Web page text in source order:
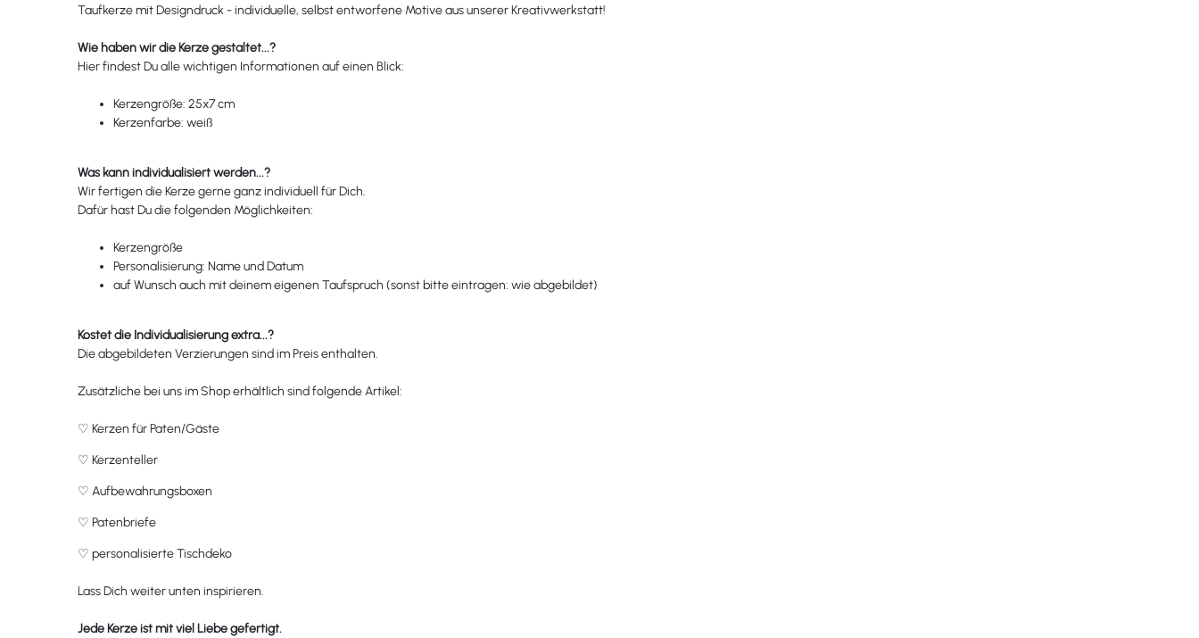
Taufkerze mit Designdruck - individuelle, selbst entworfene Motive aus unserer Kreativwerkstatt!
Wie haben wir die Kerze gestaltet...?
Hier findest Du alle wichtigen Informationen auf einen Blick:
Kerzengröße: 25x7 cm
Kerzenfarbe: weiß
Was kann individualisiert werden...?
Wir fertigen die Kerze gerne ganz individuell für Dich.
Dafür hast Du die folgenden Möglichkeiten:
Kerzengröße
Personalisierung: Name und Datum
auf Wunsch auch mit deinem eigenen Taufspruch (sonst bitte eintragen: wie abgebildet)
Kostet die Individualisierung extra...?
Die abgebildeten Verzierungen sind im Preis enthalten.
Zusätzliche bei uns im Shop erhältlich sind folgende Artikel:
♡ Kerzen für Paten/Gäste
♡ Kerzenteller
♡ Aufbewahrungsboxen
♡ Patenbriefe
♡ personalisierte Tischdeko
Lass Dich weiter unten inspirieren.
Jede Kerze ist mit viel Liebe gefertigt.